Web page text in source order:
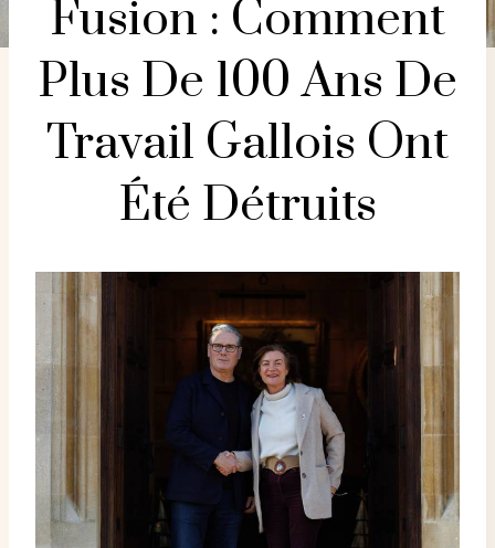
Fusion : Comment
Plus De 100 Ans De
Travail Gallois Ont
Été Détruits